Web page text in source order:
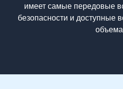
имеет самые передовые
безопасности и доступные